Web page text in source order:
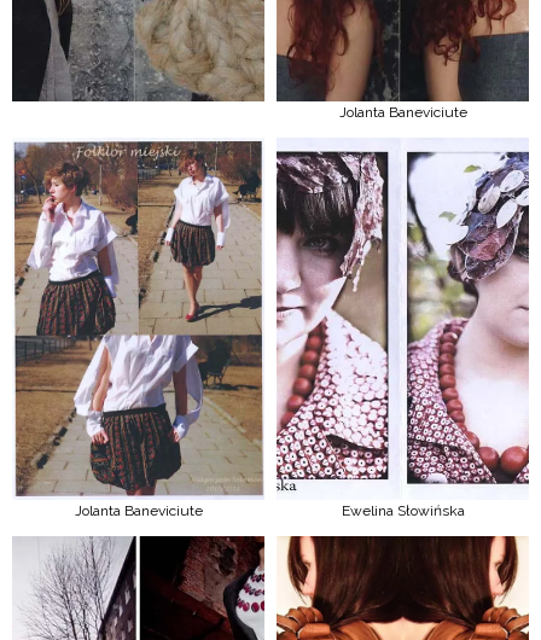
Jolanta Baneviciute
Jolanta Baneviciute Ewelina Słowińska